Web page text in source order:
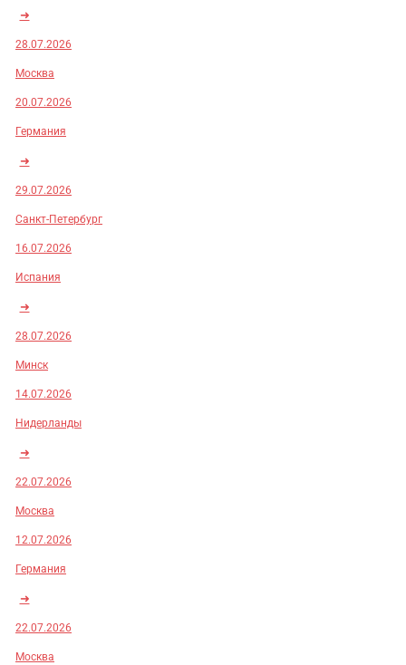
➜
28.07.2026
Москва
20.07.2026
Германия
➜
29.07.2026
Санкт-Петербург
16.07.2026
Испания
➜
28.07.2026
Минск
14.07.2026
Нидерланды
➜
22.07.2026
Москва
12.07.2026
Германия
➜
22.07.2026
Москва